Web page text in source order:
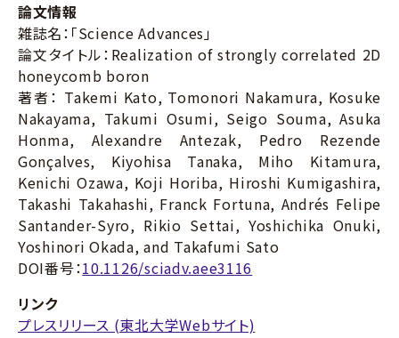
論文情報
雑誌名：「Science Advances」
論文タイトル：Realization of strongly correlated 2D
honeycomb boron
著者： Takemi Kato, Tomonori Nakamura, Kosuke
Nakayama, Takumi Osumi, Seigo Souma, Asuka
Honma, Alexandre Antezak, Pedro Rezende
Gonçalves, Kiyohisa Tanaka, Miho Kitamura,
Kenichi Ozawa, Koji Horiba, Hiroshi Kumigashira,
Takashi Takahashi, Franck Fortuna, Andrés Felipe
Santander-Syro, Rikio Settai, Yoshichika Onuki,
Yoshinori Okada, and Takafumi Sato
DOI番号：10.1126/sciadv.aee3116
リンク
プレスリリース (東北大学Webサイト)